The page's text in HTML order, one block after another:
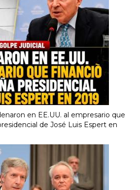
en EE.UU. al empresario que
de José Luis Espert en